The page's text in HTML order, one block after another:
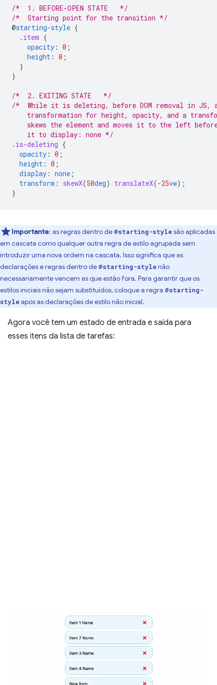
/*  1. BEFORE-OPEN STATE   */
/*  Starting point for the transition */
@starting-style {
. item {
opacity : 0 ;
height : 0 ;
}
}
/*  2. EXITING STATE   */
/*  While it is deleting, before DOM removal in JS,
transformation for height, opacity, and a
skews the element and moves it to the left
    it to display: none */
. is-deleting {
opacity : 0 ;
height : 0 ;
display : none ;
transform : skewX(50deg) translateX(-25vw);
}
Importante: as regras dentro de @starting-stylesão aplicadas
em cascata como qualquer outra regra de estilo agrupada sem
introduzir uma nova ordem na cascata. Isso significa que as
declarações e regras dentro de @starting-stylenão
necessariamente vencem as que estão fora. Para garantir que os
estilos iniciais não sejam substituídos, coloque a regra @starting-
styleapós as declarações de estilo não inicial.
Agora você tem um estado de entrada e saída para
esses itens da lista de tarefas: